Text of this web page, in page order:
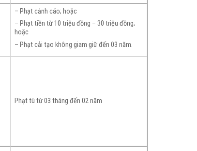
– Phạt cảnh cáo; hoặc
– Phạt tiền từ 10 triệu đồng – 30 triệu đồng;
hoặc
– Phạt cải tạo không giam giữ đến 03 năm.
Phạt tù từ 03 tháng đến 02 năm